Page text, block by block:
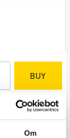
Om
BUY